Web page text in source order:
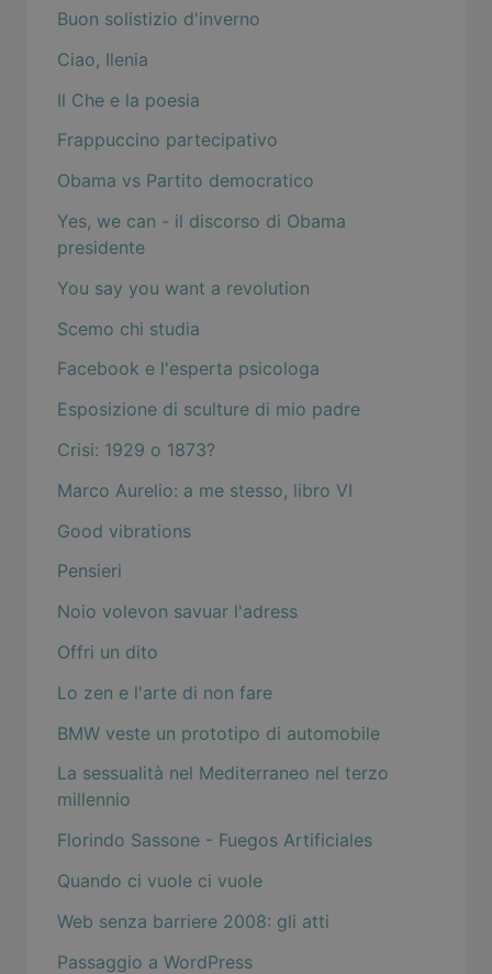
Buon solistizio d'inverno
Ciao, Ilenia
Il Che e la poesia
Frappuccino partecipativo
Obama vs Partito democratico
Yes, we can - il discorso di Obama
presidente
You say you want a revolution
Scemo chi studia
Facebook e l'esperta psicologa
Esposizione di sculture di mio padre
Crisi: 1929 o 1873?
Marco Aurelio: a me stesso, libro VI
Good vibrations
Pensieri
Noio volevon savuar l'adress
Offri un dito
Lo zen e l'arte di non fare
BMW veste un prototipo di automobile
La sessualità nel Mediterraneo nel terzo
millennio
Florindo Sassone - Fuegos Artificiales
Quando ci vuole ci vuole
Web senza barriere 2008: gli atti
Passaggio a WordPress